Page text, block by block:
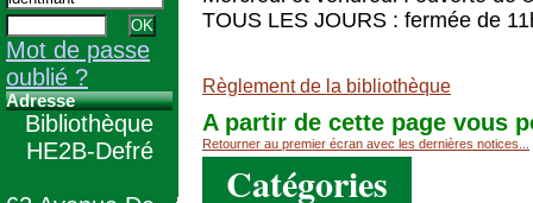
TOUS LES JOURS : fermée de
Règlement de la bibliothèque
A partir de cette page vous
Retourner au premier écran avec les dernières notices...
Catégories
Mot de passe
oublié ?
Adresse
Bibliothèque
HE2B-Defré